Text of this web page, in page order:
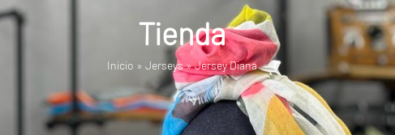
Tienda
Inicio » Jerseys»Jersey Diana